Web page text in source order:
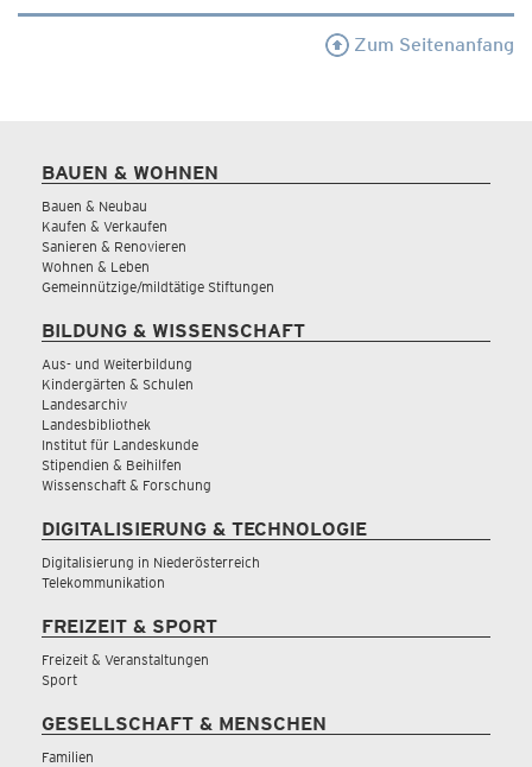
Zum Seitenanfang
BAUEN & WOHNEN
Bauen & Neubau
Kaufen & Verkaufen
Sanieren & Renovieren
Wohnen & Leben
Gemeinnützige/mildtätige Stiftungen
BILDUNG & WISSENSCHAFT
Aus- und Weiterbildung
Kindergärten & Schulen
Landesarchiv
Landesbibliothek
Institut für Landeskunde
Stipendien & Beihilfen
Wissenschaft & Forschung
DIGITALISIERUNG & TECHNOLOGIE
Digitalisierung in Niederösterreich
Telekommunikation
FREIZEIT & SPORT
Freizeit & Veranstaltungen
Sport
GESELLSCHAFT & MENSCHEN
Familien